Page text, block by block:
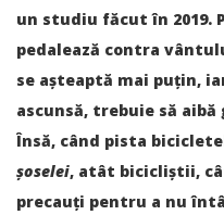
un studiu făcut în 2019.
pedalează contra
se așteaptă mai puțin,
ascunsă, trebuie să
Însă, când pista
șoselei, atât bicicliștii,
precauți pentru a nu